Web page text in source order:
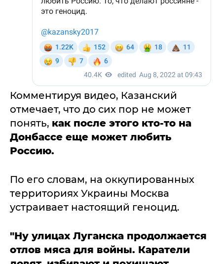
Комментируя видео, Казанский
отмечает, что до сих пор не может
понять, как после этого кто-то на
Донбассе еще может любить
Россию.
По его словам, на оккупированных
территориях Украины Москва
устраивает настоящий геноцид.
"Ну улицах Луганска продолжается
отлов мяса для войны. Каратели